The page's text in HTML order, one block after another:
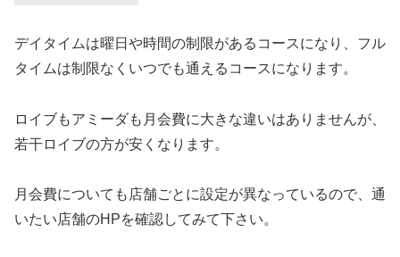
デイタイムは曜日や時間の制限があるコースになり、フル
タイムは制限なくいつでも通えるコースになります。
ロイブもアミーダも月会費に大きな違いはありませんが、
若干ロイブの方が安くなります。
月会費についても店舗ごとに設定が異なっているので、通
いたい店舗のHPを確認してみて下さい。